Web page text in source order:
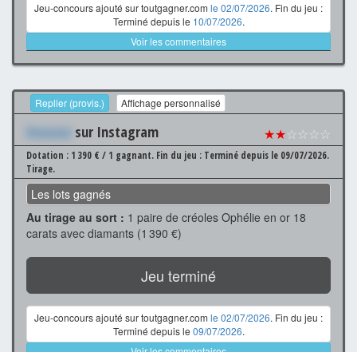
Jeu-concours ajouté sur toutgagner.com le 02/07/2026. Fin du jeu :
Terminé depuis le 10/07/2026.
Voir les commentaires
Replier (provis.) Affichage personnalisé
Xxxxxxx sur Instagram ★★☆☆☆☆
Dotation : 1 390 € / 1 gagnant. Fin du jeu : Terminé depuis le 09/07/2026.
Tirage.
Les lots gagnés
Au tirage au sort : 1 paire de créoles Ophélie en or 18
carats avec diamants (1 390 €)
Jeu terminé
Jeu-concours ajouté sur toutgagner.com le 02/07/2026. Fin du jeu :
Terminé depuis le 09/07/2026.